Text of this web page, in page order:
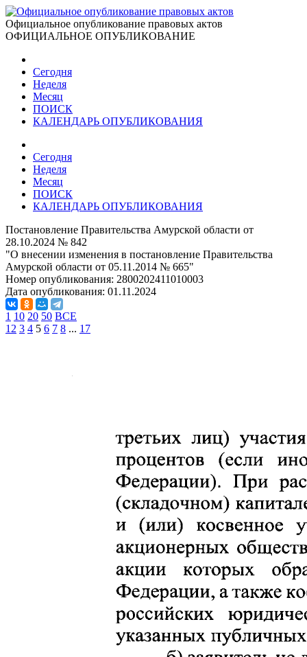
Официальное опубликование правовых актов
ОФИЦИАЛЬНОЕ ОПУБЛИКОВАНИЕ
Сегодня
Неделя
Месяц
ПОИСК
КАЛЕНДАРЬ ОПУБЛИКОВАНИЯ
Сегодня
Неделя
Месяц
ПОИСК
КАЛЕНДАРЬ ОПУБЛИКОВАНИЯ
Постановление Правительства Амурской области от
28.10.2024 № 842
"О внесении изменения в постановление Правительства
Амурской области от 05.11.2014 № 665"
Номер опубликования: 2800202411010003
Дата опубликования: 01.11.2024
1 10 20 50 ВСЕ
1 2 3 4 5 6 7 8 ... 17